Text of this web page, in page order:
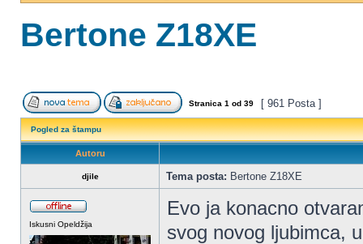
Bertone Z18XE
Stranica 1 od 39 [ 961 Posta ]
Pogled za štampu
Autoru
djile Tema posta: Bertone Z18XE
Iskusni Opeldžija
Evo ja konacno
svog novog ljubimca,